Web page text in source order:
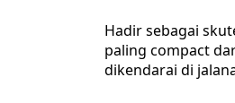
Hadir sebagai
paling compact
dikendarai di